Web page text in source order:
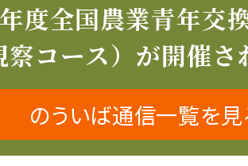
度全国農業青年交
察コース）が開催さ
のういば通信一覧を